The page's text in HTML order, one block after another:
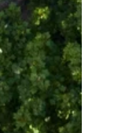
kopieren